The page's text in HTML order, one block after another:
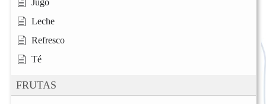
Jugo
Leche
Refresco
Té
FRUTAS